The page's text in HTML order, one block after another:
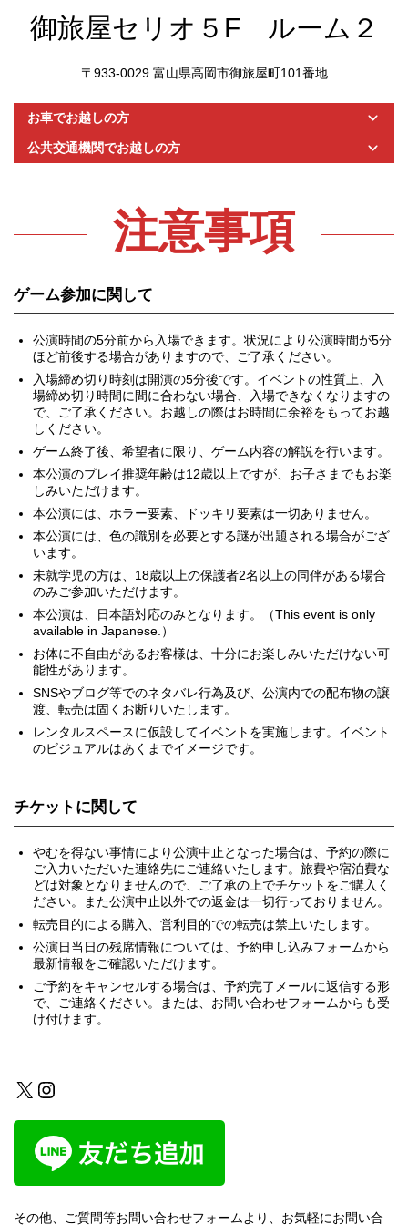
御旅屋セリオ５F ルーム２
〒933-0029 富山県高岡市御旅屋町101番地
お車でお越しの方
公共交通機関でお越しの方
注意事項
ゲーム参加に関して
公演時間の5分前から入場できます。状況により公演時間が5分
ほど前後する場合がありますので、ご了承ください。
入場締め切り時刻は開演の5分後です。イベントの性質上、入
場締め切り時間に間に合わない場合、入場できなくなりますの
で、ご了承ください。お越しの際はお時間に余裕をもってお越
しください。
ゲーム終了後、希望者に限り、ゲーム内容の解説を行います。
本公演のプレイ推奨年齢は12歳以上ですが、お子さまでもお楽
しみいただけます。
本公演には、ホラー要素、ドッキリ要素は一切ありません。
本公演には、色の識別を必要とする謎が出題される場合がござ
います。
未就学児の方は、18歳以上の保護者2名以上の同伴がある場合
のみご参加いただけます。
本公演は、日本語対応のみとなります。（This event is only
available in Japanese.）
お体に不自由があるお客様は、十分にお楽しみいただけない可
能性があります。
SNSやブログ等でのネタバレ行為及び、公演内での配布物の譲
渡、転売は固くお断りいたします。
レンタルスペースに仮設してイベントを実施します。イベント
のビジュアルはあくまでイメージです。
チケットに関して
やむを得ない事情により公演中止となった場合は、予約の際に
ご入力いただいた連絡先にご連絡いたします。旅費や宿泊費な
どは対象となりませんので、ご了承の上でチケットをご購入く
ださい。また公演中止以外での返金は一切行っておりません。
転売目的による購入、営利目的での転売は禁止いたします。
公演日当日の残席情報については、予約申し込みフォームから
最新情報をご確認いただけます。
ご予約をキャンセルする場合は、予約完了メールに返信する形
で、ご連絡ください。または、お問い合わせフォームからも受
け付けます。
X Instagram
その他、ご質問等お問い合わせフォームより、お気軽にお問い合